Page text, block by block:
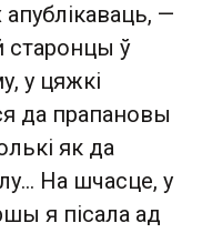
апублікаваць, —
старонцы ў
у цяжкі
да прапановы
як да
На шчасце, у
я пісала ад